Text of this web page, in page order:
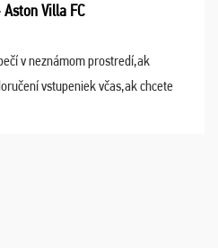
Villa FC
v neznámom prostredí,ak
vstupeniek včas,ak chcete